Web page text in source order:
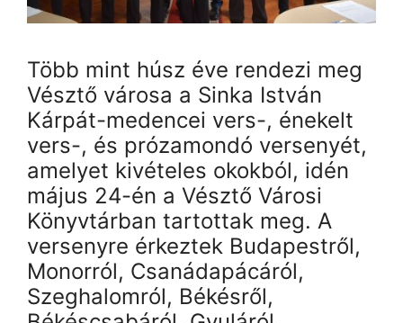
Több mint húsz éve rendezi meg
Vésztő városa a Sinka István
Kárpát-medencei vers-, énekelt
vers-, és prózamondó versenyét,
amelyet kivételes okokból, idén
május 24-én a Vésztő Városi
Könyvtárban tartottak meg. A
versenyre érkeztek Budapestről,
Monorról, Csanádapácáról,
Szeghalomról, Békésről,